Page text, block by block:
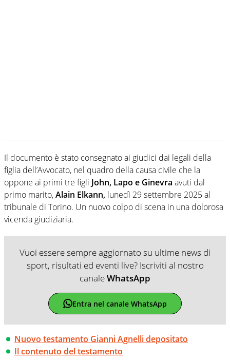
Il documento è stato consegnato ai giudici dai legali della
figlia dell’Avvocato, nel quadro della causa civile che la
oppone ai primi tre figli John, Lapo e Ginevra avuti dal
primo marito,Alain Elkann, lunedì 29 settembre 2025 al
tribunale di Torino. Un nuovo colpo di scena in una dolorosa
vicenda giudiziaria.
Vuoi essere sempre aggiornato su ultime news di
sport, risultati ed eventi live? Iscriviti al nostro
canaleWhatsApp
Entra nel canale WhatsApp
Nuovo testamento Gianni Agnelli depositato
Il contenuto del testamento